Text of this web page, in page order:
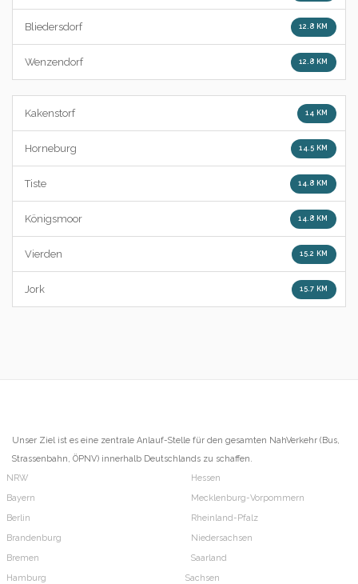
Bliedersdorf 12.8 KM
Wenzendorf 12.8 KM
Kakenstorf 14 KM
Horneburg 14.5 KM
Tiste 14.8 KM
Königsmoor 14.8 KM
Vierden 15.2 KM
Jork 15.7 KM
Unser Ziel ist es eine zentrale Anlauf-Stelle für den gesamten NahVerkehr (Bus,
Strassenbahn, ÖPNV) innerhalb Deutschlands zu schaffen.
NRW
Bayern
Berlin
Brandenburg
Bremen
Hamburg
Hessen
Mecklenburg-Vorpommern
Rheinland-Pfalz
Niedersachsen
Saarland
Sachsen